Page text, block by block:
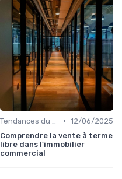
• 12/06/2025
Comprendre la vente à terme
libre dans l'immobilier
commercial